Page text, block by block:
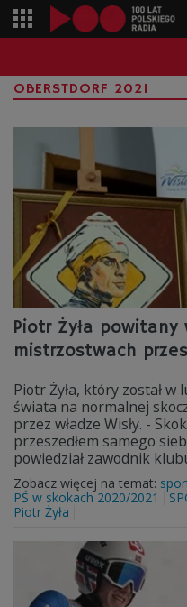
OBERSTDORF 2021
Piotr Żyła powitany
mistrzostwach
Piotr Żyła, który został
świata na normalnej
przez władze Wisły. -
przeszedłem samego
powiedział zawodnik
Zobacz więcej na temat:
PŚ w skokach 2020/2021
Piotr Żyła